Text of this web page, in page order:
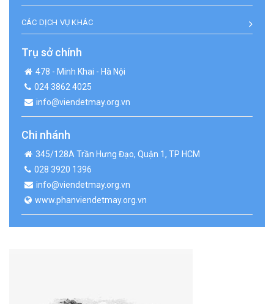
CÁC DỊCH VỤ KHÁC
Trụ sở chính
478 - Minh Khai - Hà Nội
024 3862 4025
info@viendetmay.org.vn
Chi nhánh
345/128A Trần Hưng Đạo, Quận 1, TP HCM
028 3920 1396
info@viendetmay.org.vn
www.phanviendetmay.org.vn